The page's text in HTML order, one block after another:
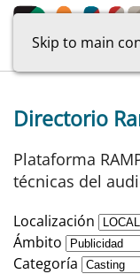
Skip to main
Directorio
Plataforma
técnicas del
Localización
Ámbito
Categoría